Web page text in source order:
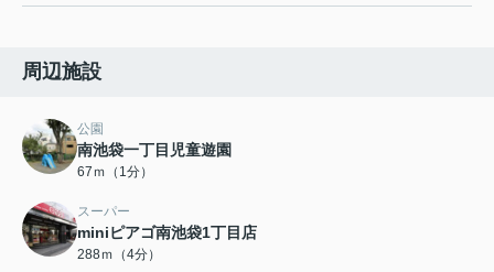
周辺施設
公園
南池袋一丁目児童遊園
67ｍ（1分）
スーパー
miniピアゴ南池袋1丁目店
288ｍ（4分）